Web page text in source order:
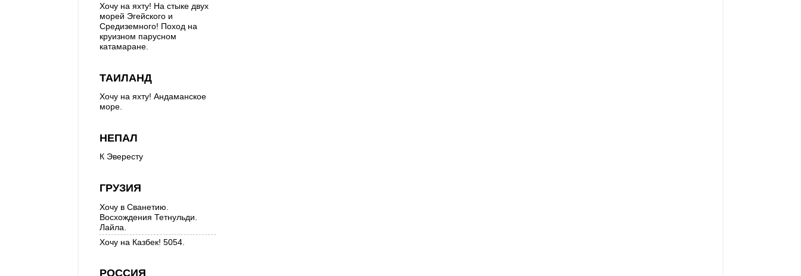
Хочу на яхту! На стыке двух
морей Эгейского и
Средиземного! Поход на
круизном парусном
катамаране.
ТАИЛАНД
Хочу на яхту! Андаманское
море.
НЕПАЛ
К Эвересту
ГРУЗИЯ
Хочу в Сванетию.
Восхождения Тетнульди.
Лайла.
Хочу на Казбек! 5054.
РОССИЯ